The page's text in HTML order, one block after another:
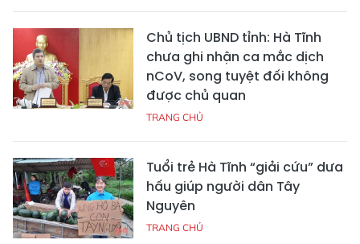
Chủ tịch UBND tỉnh: Hà Tĩnh
chưa ghi nhận ca mắc dịch
nCoV, song tuyệt đối không
được chủ quan
TRANG CHỦ
Tuổi trẻ Hà Tĩnh “giải cứu” dưa
hấu giúp người dân Tây
Nguyên
TRANG CHỦ